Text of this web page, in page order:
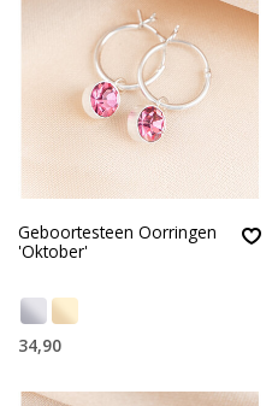
Geboortesteen Oorringen
'Oktober'
34,90